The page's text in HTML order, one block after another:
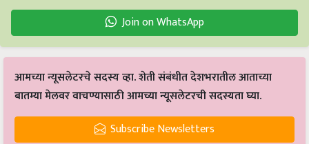
Join on WhatsApp
आमच्या न्यूसलेटरचे सदस्य व्हा. शेती संबंधीत देशभरातील आताच्या
बातम्या मेलवर वाचण्यासाठी आमच्या न्यूसलेटरची सदस्यता घ्या.
Subscribe Newsletters